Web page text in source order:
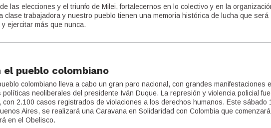
las elecciones y el triunfo de Milei, fortalecernos en lo colectivo y en la
clase trabajadora y nuestro pueblo tienen una memoria histórica de lucha que será
ejercitar más que nunca.
pueblo colombiano
colombiano lleva a cabo un gran paro nacional, con grandes manifestaciones
neoliberales del presidente Iván Duque. La represión y violencia policial
2.100 casos registrados de violaciones a los derechos humanos. Este sábado
Aires, se realizará una Caravana en Solidaridad con Colombia que
en el Obelisco.